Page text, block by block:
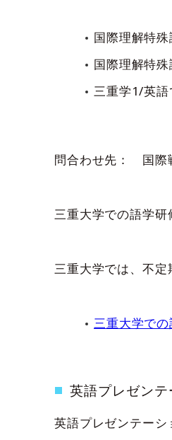
国際理解特
国際理解特
三重学1/英
問合わせ先： 国際
三重大学での語学研
三重大学では、不定
三重大学で
英語プレゼン
英語プレゼンテー